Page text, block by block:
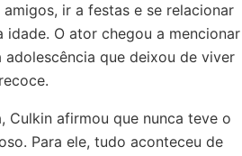
ir a festas e se relacionar
idade. O ator chegou a mencionar
que deixou de viver
Culkin afirmou que nunca teve o
Para ele, tudo aconteceu de